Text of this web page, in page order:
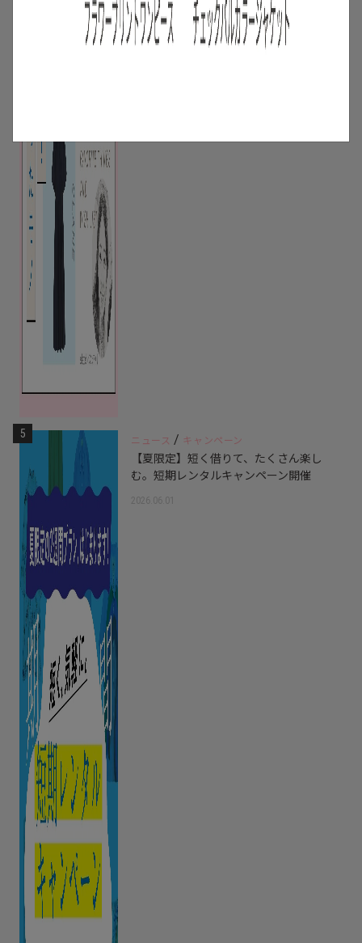
5 ニュース / キャンペーン
【夏限定】短く借りて、たくさん楽し
む。短期レンタルキャンペーン開催
2026.06.01